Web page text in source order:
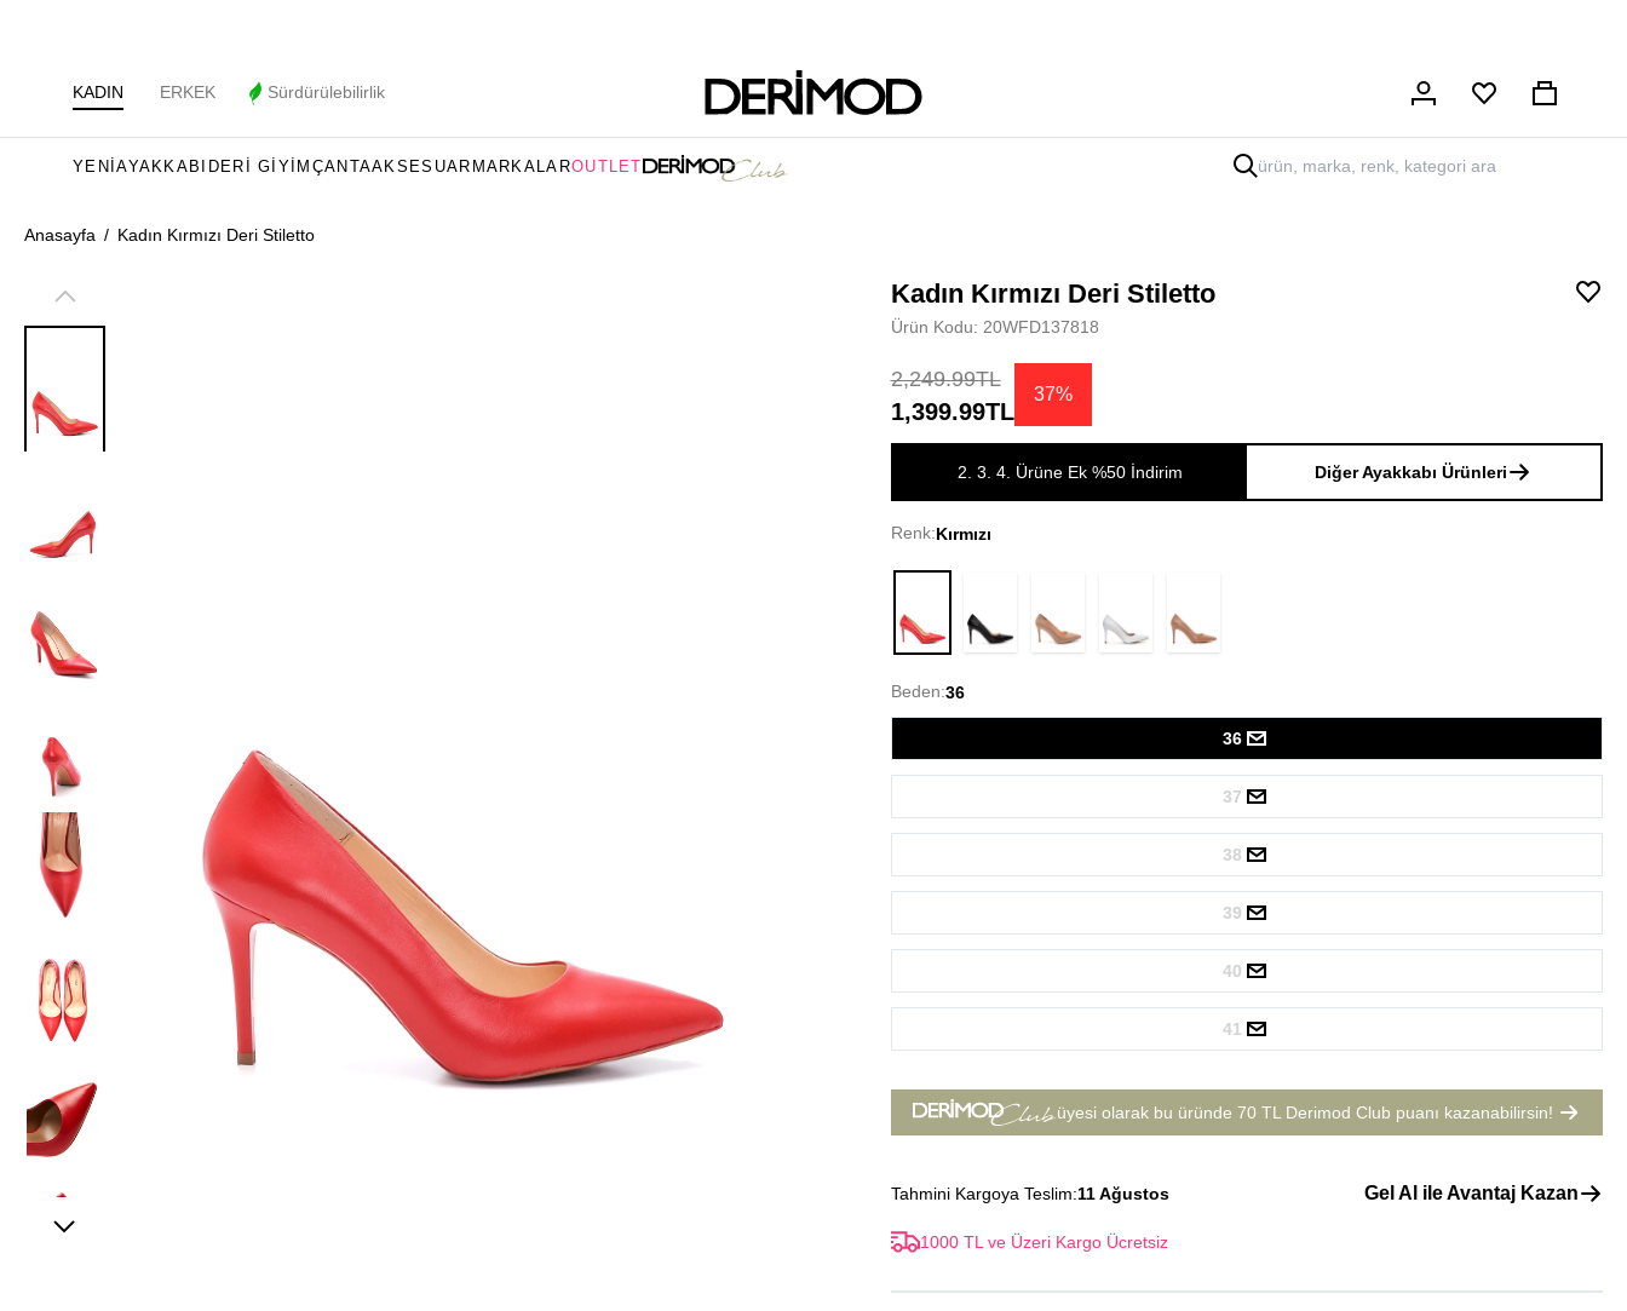
KADIN ERKEK Sürdürülebilirlik
Hesabım Sepet
YENIAYAKKABI DERI GIYIM ÇANTAAKSESUAR MARKALAROUTLET
Anasayfa / Kadın Kırmızı Deri Stiletto
Kadın Kırmızı Deri Stiletto
Ürün Kodu: 20WFD137818
2,249.99TL
1,399.99TL
37%
2. 3. 4. Ürüne Ek %50 İndirim Diğer Ayakkabı Ürünleri
Renk:Kırmızı
Kırmızı
Beden:36
36
37
38
39
40
41
üyesi olarak bu üründe70 TL Derimod Club puanı kazanabilirsin!
Tahmini Kargoya Teslim:11 Ağustos Gel Al ile Avantaj Kazan
1000 TL ve Üzeri Kargo Ücretsiz